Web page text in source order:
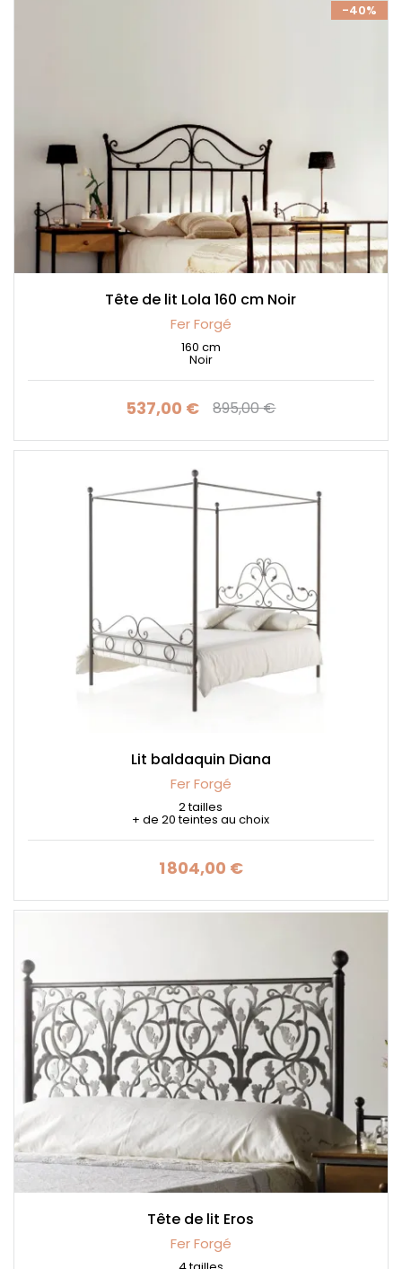
-40%
Tête de lit Lola 160 cm Noir
Fer Forgé
160 cm
Noir
Prix
537,00 € Prix de base
895,00 €
Lit baldaquin Diana
Fer Forgé
2 tailles
+ de 20 teintes au choix
Prix
1 804,00 €
Tête de lit Eros
Fer Forgé